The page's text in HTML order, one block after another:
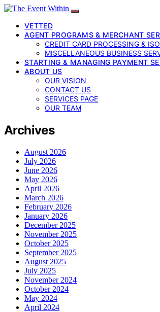
VETTED
AGENT PROGRAMS & MERCHANT
CREDIT CARD PROCESSING &
MISCELLANEOUS BUSINESS
STARTING & MANAGING PAYMENT
ABOUT US
OUR VISION
CONTACT US
SERVICES PAGE
OUR TEAM
Archives
August 2026
July 2026
June 2026
May 2026
April 2026
March 2026
February 2026
January 2026
December 2025
November 2025
October 2025
September 2025
August 2025
July 2025
November 2024
October 2024
May 2024
April 2024